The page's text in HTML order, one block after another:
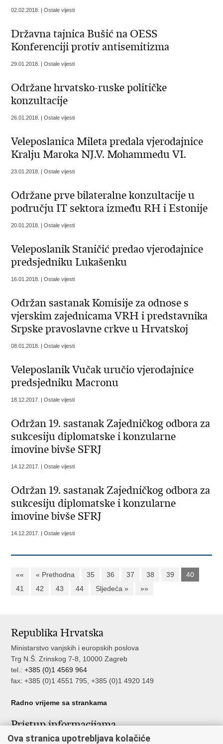
02.02.2018. | Ostale vijesti
Državna tajnica Bušić na OESS
Konferenciji protiv antisemitizma
29.01.2018. | Ostale vijesti
Održane hrvatsko-ruske političke
konzultacije
26.01.2018. | Ostale vijesti
Veleposlanica Mileta predala vjerodajnice
Kralju Maroka NJ.V. Mohammedu VI.
23.01.2018. | Ostale vijesti
Održane prve bilateralne konzultacije u
području IT sektora između RH i Estonije
20.01.2018. | Ostale vijesti
Veleposlanik Staničić predao vjerodajnice
predsjedniku Lukašenku
16.01.2018. | Ostale vijesti
Održan sastanak Komisije za odnose s
vjerskim zajednicama VRH i predstavnika
Srpske pravoslavne crkve u Hrvatskoj
08.01.2018. | Ostale vijesti
Veleposlanik Vučak uručio vjerodajnice
predsjedniku Macronu
18.12.2017. | Ostale vijesti
Održan 19. sastanak Zajedničkog odbora za
sukcesiju diplomatske i konzularne
imovine bivše SFRJ
14.12.2017. | Ostale vijesti
Održan 19. sastanak Zajedničkog odbora za
sukcesiju diplomatske i konzularne
imovine bivše SFRJ
14.12.2017. | Ostale vijesti
«« « Prethodna 35 36 37 38 39
40
41
42 43 44 Sljedeća » »»
Republika Hrvatska
Ministarstvo vanjskih i europskih poslova
Trg N.Š. Zrinskog 7-8, 10000 Zagreb
tel.:+385 (0)1 4569 964
fax: +385 (0)1 4551 795, +385 (0)1 4920 149
Radno vrijeme sa strankama
Pristup informacijama
Pristup informacijama
Ova stranica upotrebljava kolačiće